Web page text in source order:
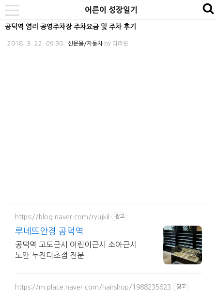
본
바
내
게
카
고
toggle
navigation
어른이 성장일기
공덕역 염리 공영주차장 주차요금 및 주차 후기
2018. 3. 22. 09:30 신문물/자동차 by 라라윈
https://blog.naver.com/ryujkil 광고
루네뜨안경 공덕역
공덕역 고도근시 어린이근시 소아근시
노안 누진다초점 전문
https://m.place.naver.com/hairshop/1988235623 광고